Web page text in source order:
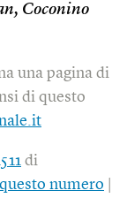
Coconino
una pagina di
di questo
di
numero